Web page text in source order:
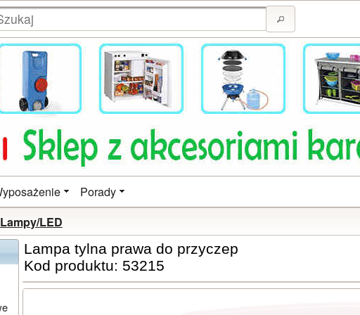
Porady
Lampy/LED
Lampa tylna prawa do przyczep
Kod produktu: 53215